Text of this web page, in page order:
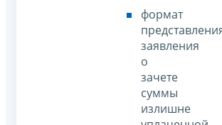
формат
заявления
о
зачете
суммы
излишне